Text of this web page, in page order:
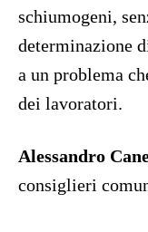
schiumogeni,
determinazione
a un problema
dei lavoratori.
Alessandro
consiglieri